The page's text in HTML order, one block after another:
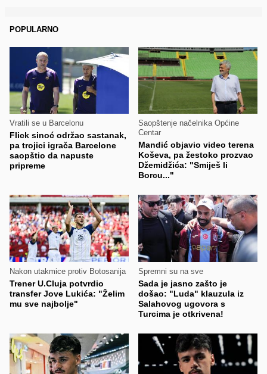
POPULARNO
Vratili se u Barcelonu
Flick sinoć održao sastanak,
pa trojici igrača Barcelone
saopštio da napuste
pripreme
Saopštenje načelnika Općine
Centar
Mandić objavio video terena
Koševa, pa žestoko prozvao
Džemidžića: "Smiješ li
Borcu..."
Nakon utakmice protiv Botosanija
Trener U.Cluja potvrdio
transfer Jove Lukića: "Želim
mu sve najbolje"
Spremni su na sve
Sada je jasno zašto je
došao: "Luda" klauzula iz
Salahovog ugovora s
Turcima je otkrivena!